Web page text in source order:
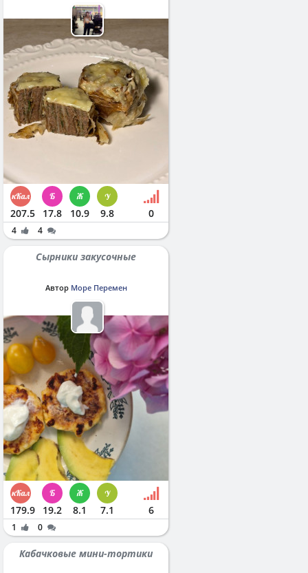
207.5 17.8 10.9 9.8 0
4 4
Сырники закусочные
Автор Море Перемен
179.9 19.2 8.1 7.1 6
1 0
Кабачковые мини-тортики